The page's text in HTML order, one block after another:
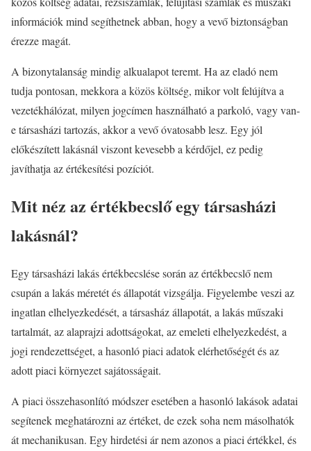
információk mind segíthetnek abban, hogy a vevő biztonságban
érezze magát.
A bizonytalanság mindig alkualapot teremt. Ha az eladó nem
tudja pontosan, mekkora a közös költség, mikor volt felújítva a
vezetékhálózat, milyen jogcímen használható a parkoló, vagy van-
e társasházi tartozás, akkor a vevő óvatosabb lesz. Egy jól
előkészített lakásnál viszont kevesebb a kérdőjel, ez pedig
javíthatja az értékesítési pozíciót.
Mit néz az értékbecslő egy társasházi
lakásnál?
Egy társasházi lakás értékbecslése során az értékbecslő nem
csupán a lakás méretét és állapotát vizsgálja. Figyelembe veszi az
ingatlan elhelyezkedését, a társasház állapotát, a lakás műszaki
tartalmát, az alaprajzi adottságokat, az emeleti elhelyezkedést, a
jogi rendezettséget, a hasonló piaci adatok elérhetőségét és az
adott piaci környezet sajátosságait.
A piaci összehasonlító módszer esetében a hasonló lakások adatai
segítenek meghatározni az értéket, de ezek soha nem másolhatók
át mechanikusan. Egy hirdetési ár nem azonos a piaci értékkel, és